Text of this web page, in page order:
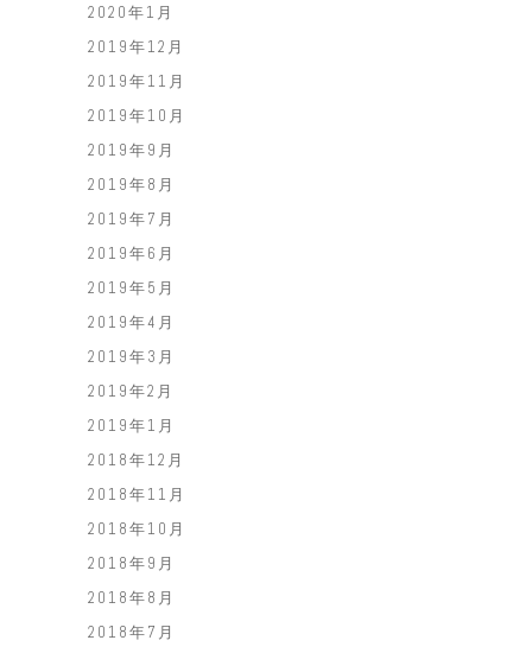
2020年1月
2019年12月
2019年11月
2019年10月
2019年9月
2019年8月
2019年7月
2019年6月
2019年5月
2019年4月
2019年3月
2019年2月
2019年1月
2018年12月
2018年11月
2018年10月
2018年9月
2018年8月
2018年7月